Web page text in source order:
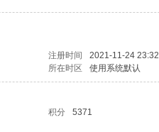
注册时间 2021-11-24 23:32
所在时区 使用系统默认
积分 5371